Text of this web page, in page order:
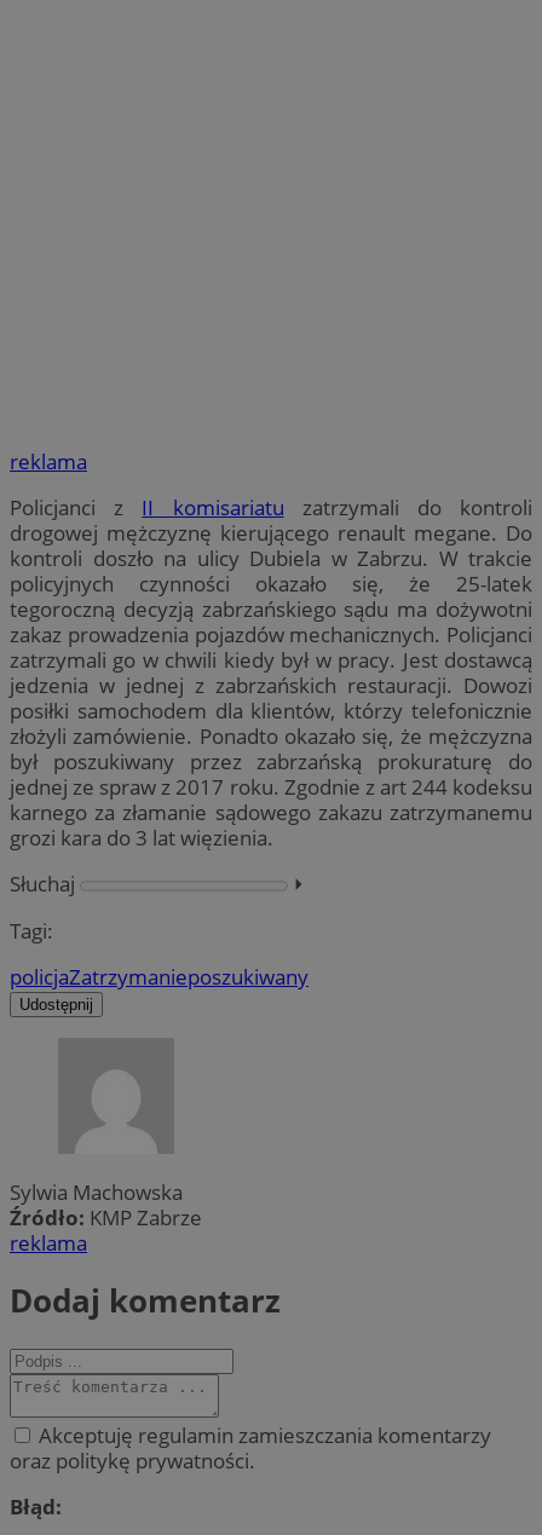
reklama
Policjanci z II komisariatu zatrzymali do kontroli
drogowej mężczyznę kierującego renault megane. Do
kontroli doszło na ulicy Dubiela w Zabrzu. W trakcie
policyjnych czynności okazało się, że 25-latek
tegoroczną decyzją zabrzańskiego sądu ma dożywotni
zakaz prowadzenia pojazdów mechanicznych. Policjanci
zatrzymali go w chwili kiedy był w pracy. Jest dostawcą
jedzenia w jednej z zabrzańskich restauracji. Dowozi
posiłki samochodem dla klientów, którzy telefonicznie
złożyli zamówienie. Ponadto okazało się, że mężczyzna
był poszukiwany przez zabrzańską prokuraturę do
jednej ze spraw z 2017 roku. Zgodnie z art 244 kodeksu
karnego za złamanie sądowego zakazu zatrzymanemu
grozi kara do 3 lat więzienia.
Słuchaj
⏵︎
Tagi:
policjaZatrzymanieposzukiwany
Udostępnij
Sylwia Machowska
Źródło: KMP Zabrze
reklama
Dodaj komentarz
Akceptuję regulamin zamieszczania komentarzy
oraz politykę prywatności.
Błąd: